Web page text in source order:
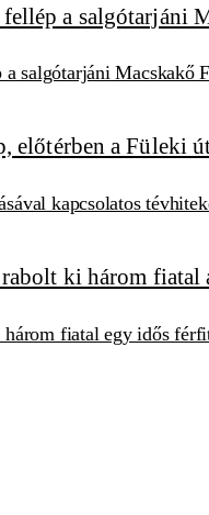
salgótarjáni Macskakő
kapcsolatos
fiatal egy idős